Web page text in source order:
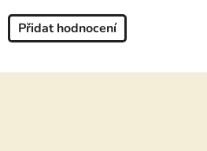
Přidat hodnocení